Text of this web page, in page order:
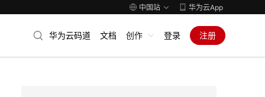
中国站 华为云App
华为云码道 文档 创作 登录 注册